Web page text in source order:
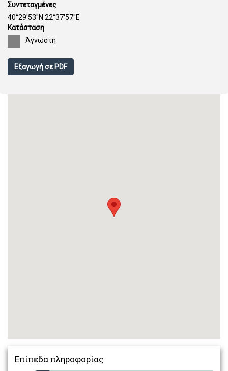
Συντεταγμένες
40°29'53''N 22°37'57''E
Κατάσταση
Άγνωστη
Εξαγωγή σε PDF
Επίπεδα πληροφορίας: